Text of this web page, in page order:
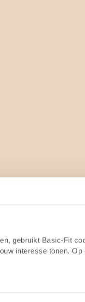
gebruikt Basic-Fit
interesse tonen.